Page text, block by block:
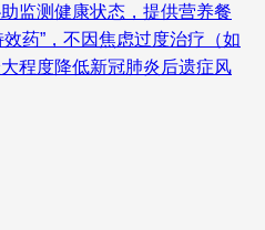
监测健康状态，提供营养餐
药”，不因焦虑过度治疗（如
程度降低新冠肺炎后遗症风